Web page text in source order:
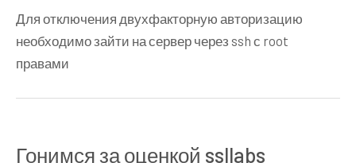
отключить
двухфакторную
Для отключения двухфакторную авторизацию
необходимо зайти на сервер через ssh с root
правами
Гонимся за оценкой ssllabs